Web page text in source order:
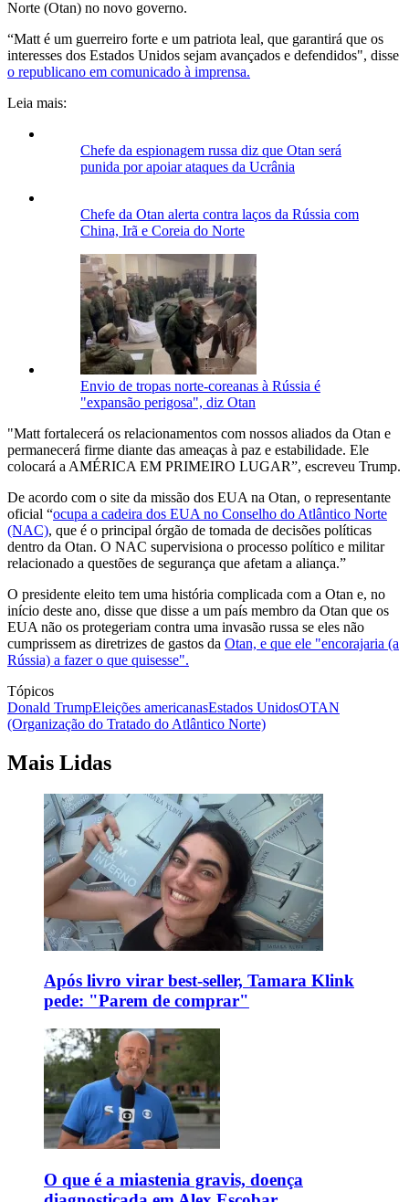
Norte (Otan) no novo governo.
“Matt é um guerreiro forte e um patriota leal, que garantirá que os
interesses dos Estados Unidos sejam avançados e defendidos", disse
o republicano em comunicado à imprensa.
Leia mais:
Chefe da espionagem russa diz que Otan será
punida por apoiar ataques da Ucrânia
Chefe da Otan alerta contra laços da Rússia com
China, Irã e Coreia do Norte
Envio de tropas norte-coreanas à Rússia é
"expansão perigosa", diz Otan
"Matt fortalecerá os relacionamentos com nossos aliados da Otan e
permanecerá firme diante das ameaças à paz e estabilidade. Ele
colocará a AMÉRICA EM PRIMEIRO LUGAR”, escreveu Trump.
De acordo com o site da missão dos EUA na Otan, o representante
oficial “ocupa a cadeira dos EUA no Conselho do Atlântico Norte
(NAC), que é o principal órgão de tomada de decisões políticas
dentro da Otan. O NAC supervisiona o processo político e militar
relacionado a questões de segurança que afetam a aliança.”
O presidente eleito tem uma história complicada com a Otan e, no
início deste ano, disse que disse a um país membro da Otan que os
EUA não os protegeriam contra uma invasão russa se eles não
cumprissem as diretrizes de gastos da Otan, e que ele "encorajaria (a
Rússia) a fazer o que quisesse".
Tópicos
Donald TrumpEleições americanasEstados UnidosOTAN
(Organização do Tratado do Atlântico Norte)
Mais Lidas
Após livro virar best-seller, Tamara Klink
pede: "Parem de comprar"
O que é a miastenia gravis, doença